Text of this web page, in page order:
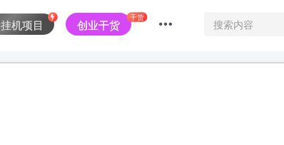
挂机项目 创业干货
干货